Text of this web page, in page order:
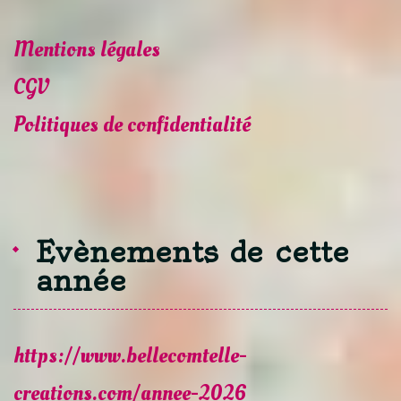
Mentions légales
CGV
Politiques de confidentialité
Evènements de cette
année
https://www.bellecomtelle-
creations.com/annee-2026